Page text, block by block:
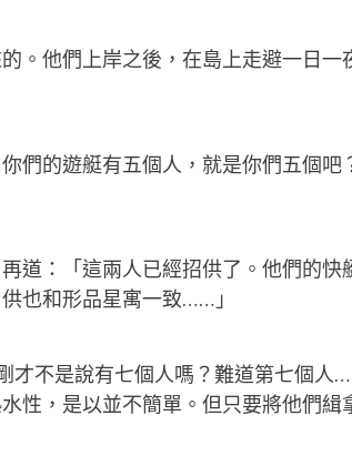
。他們上岸之後，在島上走避一日
們的遊艇有五個人，就是你們五個
道：「這兩人已經招供了。他們的
也和形品星寓一致……」
才不是說有七個人嗎？難道第七個
性，是以並不簡單。但只要將他們